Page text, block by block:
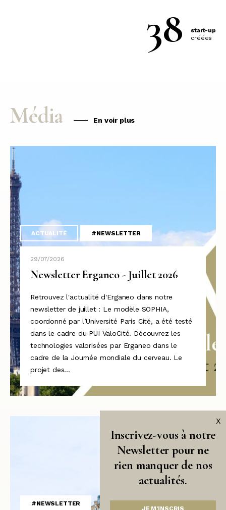
38
start-up
créées
Média En voir plus
ACTUALITÉ #NEWSLETTER
29/07/2026
Newsletter Erganeo - Juillet 2026
Retrouvez l'actualité d'Erganeo dans notre
newsletter de juillet : Le modèle SOPHIA,
coordonné par l’Université Paris Cité, a été testé
dans le cadre du PUI ValoCité. Découvrez les
technologies valorisées par Erganeo dans le
cadre de la Journée mondiale du cerveau. Le
projet des...
#NEWSLETTER
X
Inscrivez-vous à notre
Newsletter pour ne
rien manquer de nos
actualités.
JE M'INSCRIS